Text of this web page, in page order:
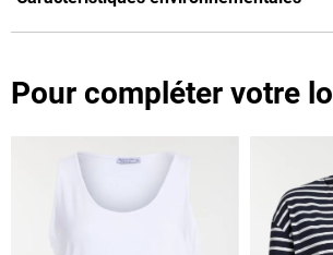
Pour compléter votre